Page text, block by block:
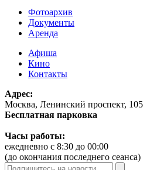
Фотоархив
Документы
Аренда
Афиша
Кино
Контакты
Адрес:
Москва, Ленинский проспект, 105
Бесплатная парковка
Часы работы:
ежедневно с 8:30 до 00:00
(до окончания последнего сеанса)